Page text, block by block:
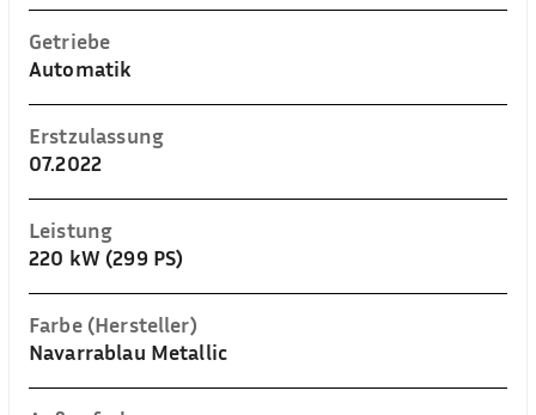
Getriebe
Automatik
Erstzulassung
07.2022
Leistung
220 kW (299 PS)
Farbe (Hersteller)
Navarrablau Metallic